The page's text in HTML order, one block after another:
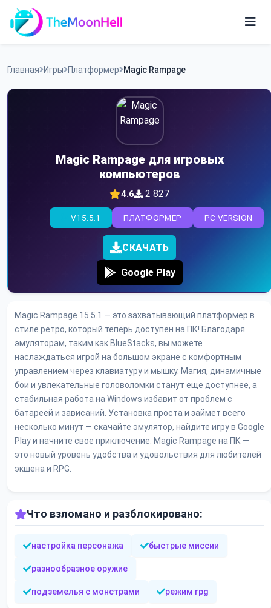
Skip
content
Приложения
Главная Игры Платформер Magic Rampage
Magic Rampage для игровых
компьютеров
4.6 2 827
PC VERSION
ПЛАТФОРМЕР
V15.5.1
СКАЧАТЬ
Google Play
Magic Rampage 15.5.1 — это захватывающий платформер в
стиле ретро, который теперь доступен на ПК! Благодаря
эмуляторам, таким как BlueStacks, вы можете
наслаждаться игрой на большом экране с комфортным
управлением через клавиатуру и мышку. Магия, динамичные
бои и увлекательные головоломки станут еще доступнее, а
стабильная работа на Windows избавит от проблем с
батареей и зависаний. Установка проста и займет всего
несколько минут — скачайте эмулятор, найдите игру в Google
Play и начните свое приключение. Magic Rampage на ПК —
это новый уровень удобства и удовольствия для любителей
экшена и RPG.
Что взломано и разблокировано:
настройка персонажа быстрые миссии
разнообразное оружие
подземелья с монстрами режим rpg